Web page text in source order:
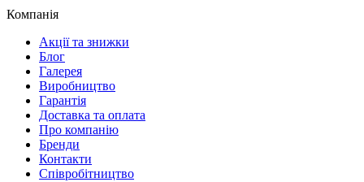
Компанія
Акції та знижки
Блог
Галерея
Виробництво
Гарантія
Доставка та оплата
Про компанію
Бренди
Контакти
Співробітництво